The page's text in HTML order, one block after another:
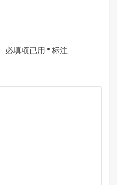
必填项已用 * 标注